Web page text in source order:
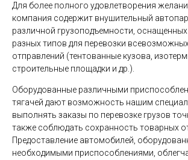
Для более полного удовлетворения
компания содержит внушительный
различной грузоподъемности,
разных типов для перевозки
отправлений (тентованные кузова,
строительные площадки и др.).
Оборудованные различными
тягачей дают возможность нашим
выполнять заказы по перевозке грузов
также соблюдать сохранность товарных
Предоставление автомобилей,
необходимыми приспособлениями,